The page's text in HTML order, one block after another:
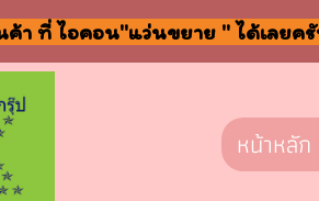
า ที่ ไอคอน"แว่นขยาย " ได้เลยค
หน้าหลัก